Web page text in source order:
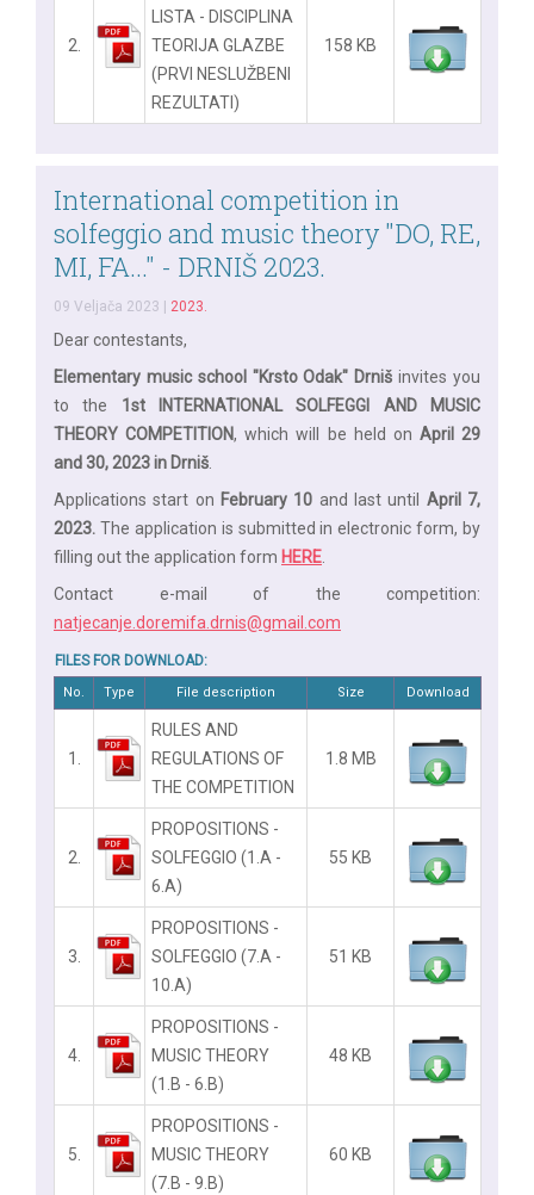
2.
LISTA - DISCIPLINA
TEORIJA GLAZBE
(PRVI NESLUŽBENI
REZULTATI)
158 KB
International competition in
solfeggio and music theory "DO, RE,
MI, FA..." - DRNIŠ 2023.
09 Veljača 2023 2023.
Dear contestants,
Elementary music school "Krsto Odak" Drniš invites you
to the 1st INTERNATIONAL SOLFEGGI AND MUSIC
THEORY COMPETITION, which will be held on April 29
and 30, 2023 in Drniš.
Applications start on February 10 and last until April 7,
2023. The application is submitted in electronic form, by
filling out the application form HERE.
Contact e-mail of the competition:
natjecanje.doremifa.drnis@gmail.com
FILES FOR DOWNLOAD:
No. Type File description Size Download
1.
RULES AND
REGULATIONS OF
THE COMPETITION
1.8 MB
2.
PROPOSITIONS -
SOLFEGGIO (1.A -
6.A)
55 KB
3.
PROPOSITIONS -
SOLFEGGIO (7.A -
10.A)
51 KB
4.
PROPOSITIONS -
MUSIC THEORY
(1.B - 6.B)
48 KB
5.
PROPOSITIONS -
MUSIC THEORY
(7.B - 9.B)
60 KB